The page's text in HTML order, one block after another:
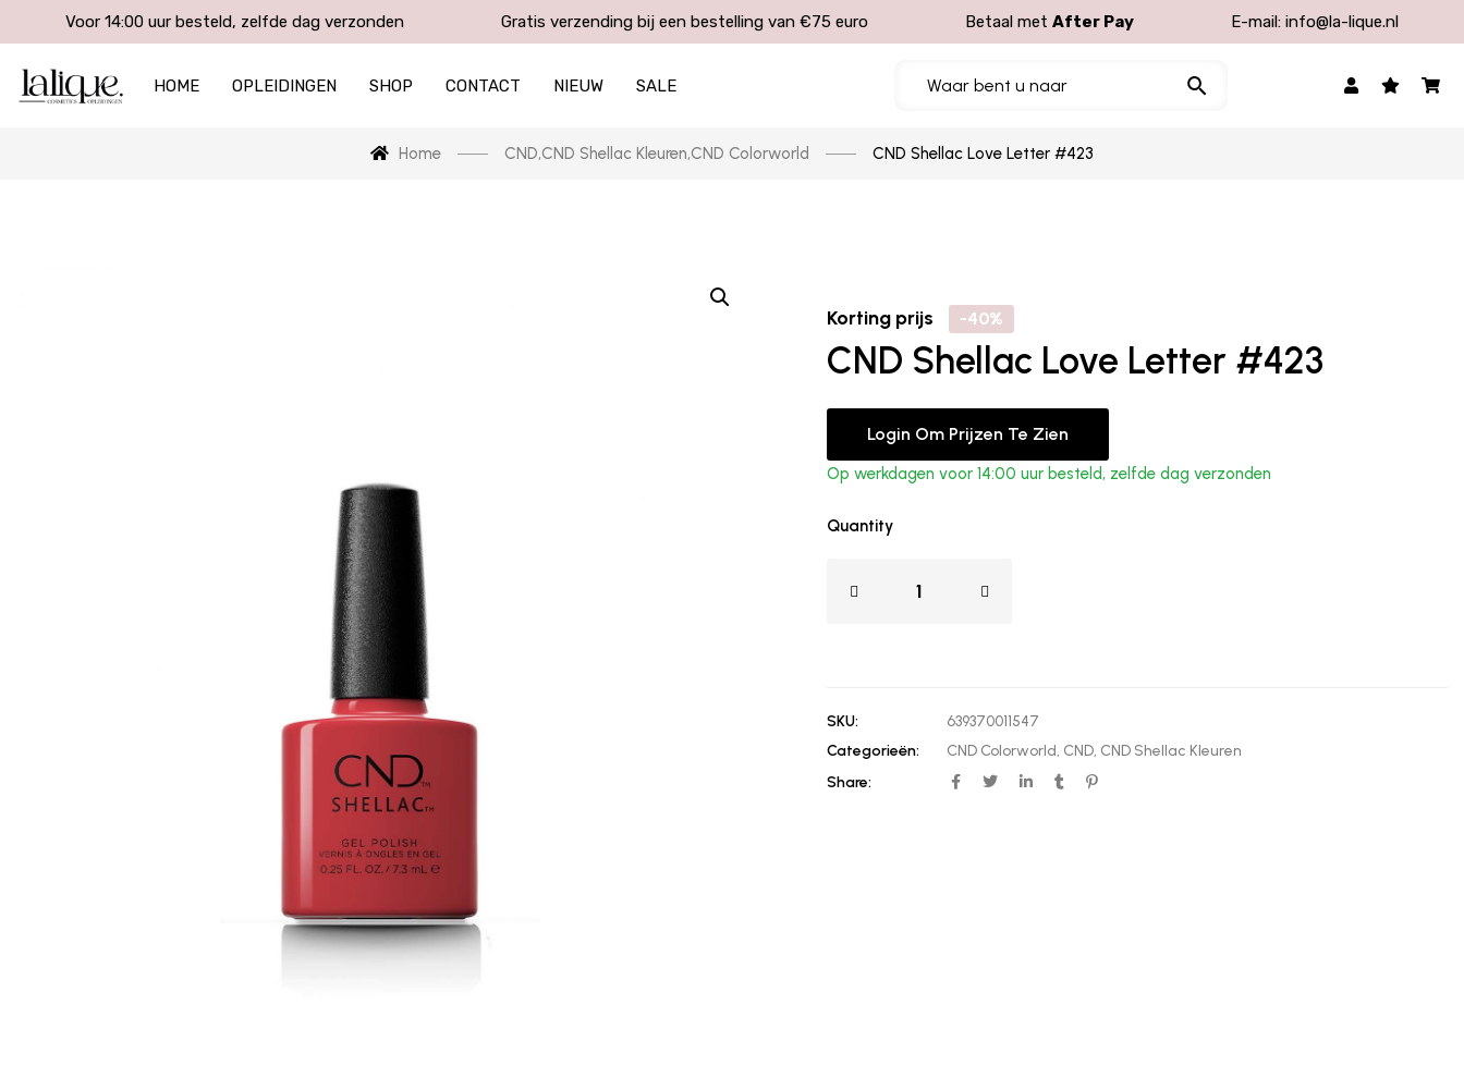
Voor 14:00 uur besteld, zelfde dag verzonden Gratis verzending bij een bestelling van €75 euro Betaal metAfter Pay E-mail:info@la-lique.nl
HOME OPLEIDINGEN SHOP CONTACT NIEUW SALE
Home CND,CND Shellac Kleuren,CND Colorworld CND Shellac Love Letter #423
Korting prijs -40%
CND Shellac Love Letter #423
Login Om Prijzen Te Zien
Op werkdagen voor 14:00 uur besteld, zelfde dag verzonden
Quantity
SKU:
639370011547
Categorieën:
CND Colorworld, CND, CND Shellac Kleuren
Share: